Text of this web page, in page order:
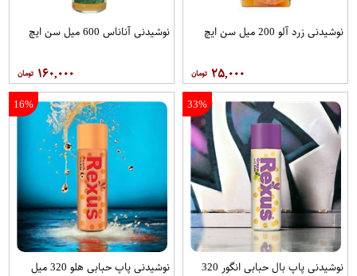
نوشیدنی زرد آلو 200 میل سن ایچ
۲۵,۰۰۰
نوشیدنی آناناس 600 میل سن ایچ
۱۶۰,۰۰۰
33%
نوشیدنی پاپ بال حبابی انگور 320
16%
نوشیدنی پاپ حبابی هلو 320 میل